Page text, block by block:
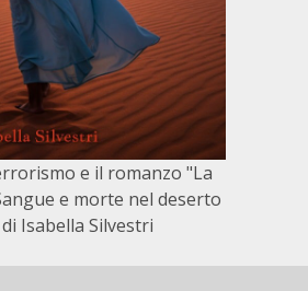
e il romanzo "La
e morte nel deserto
Isabella Silvestri